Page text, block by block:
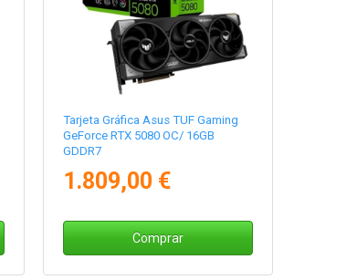
Tarjeta Gráfica Asus TUF Gaming
GeForce RTX 5080 OC/ 16GB
GDDR7
1.809,00 €
Comprar